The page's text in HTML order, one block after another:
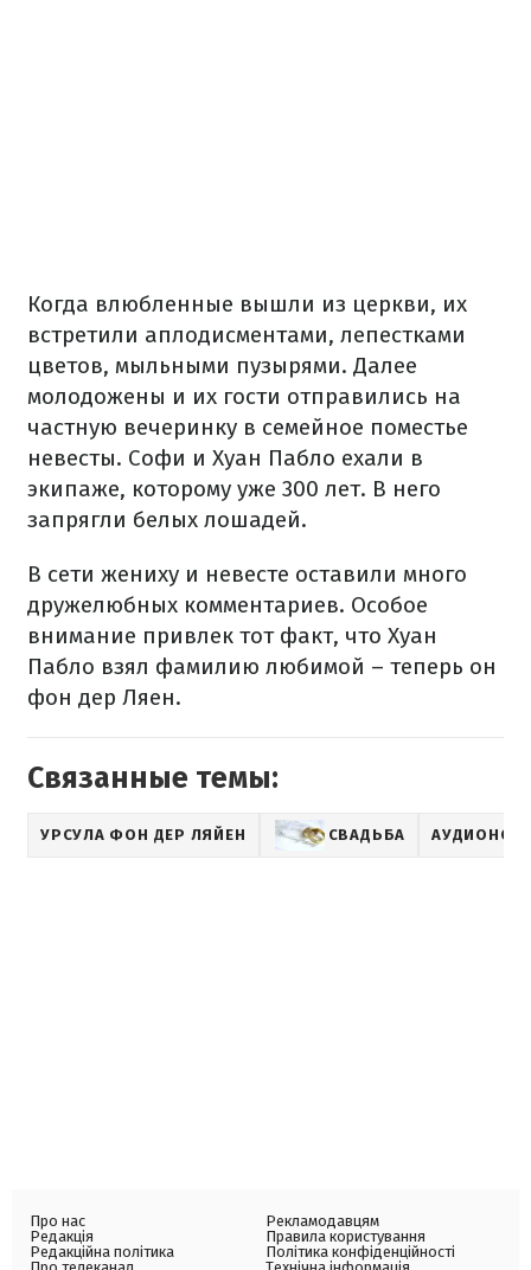
Когда влюбленные вышли из церкви, их
встретили аплодисментами, лепестками
цветов, мыльными пузырями. Далее
молодожены и их гости отправились на
частную вечеринку в семейное поместье
невесты. Софи и Хуан Пабло ехали в
экипаже, которому уже 300 лет. В него
запрягли белых лошадей.
В сети жениху и невесте оставили много
дружелюбных комментариев. Особое
внимание привлек тот факт, что Хуан
Пабло взял фамилию любимой – теперь он
фон дер Ляен.
Связанные темы:
УРСУЛА ФОН ДЕР ЛЯЙЕН СВАДЬБА
Про нас
Редакція
Редакційна політика
Рекламодавцям
Правила користування
Політика конфіденційності